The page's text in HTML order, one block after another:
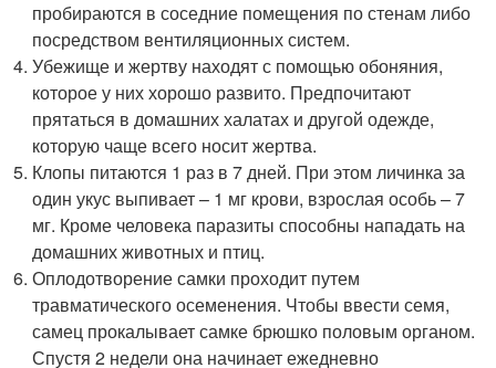
пробираются в соседние помещения по стенам либо
посредством вентиляционных систем.
Убежище и жертву находят с помощью обоняния,
которое у них хорошо развито. Предпочитают
прятаться в домашних халатах и другой одежде,
которую чаще всего носит жертва.
Клопы питаются 1 раз в 7 дней. При этом личинка за
один укус выпивает – 1 мг крови, взрослая особь – 7
мг. Кроме человека паразиты способны нападать на
домашних животных и птиц.
Оплодотворение самки проходит путем
травматического осеменения. Чтобы ввести семя,
самец прокалывает самке брюшко половым органом.
Спустя 2 недели она начинает ежедневно